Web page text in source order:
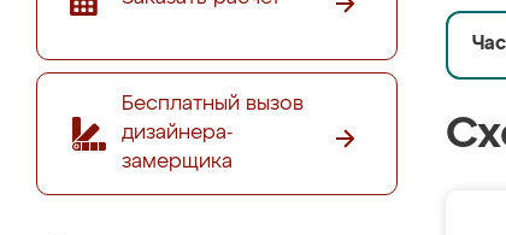
Бесплатный вызов
дизайнера-
замерщика